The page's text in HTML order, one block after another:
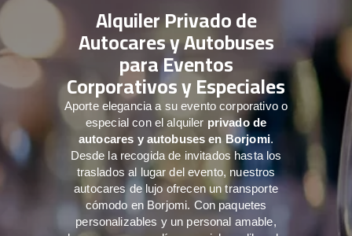
Alquiler Privado de
Autocares y Autobuses
para Eventos
Corporativos y Especiales
Aporte elegancia a su evento corporativo o
especial con el alquiler privado de
autocares y autobuses en Borjomi.
Desde la recogida de invitados hasta los
traslados al lugar del evento, nuestros
autocares de lujo ofrecen un transporte
cómodo en Borjomi. Con paquetes
personalizables y un personal amable,